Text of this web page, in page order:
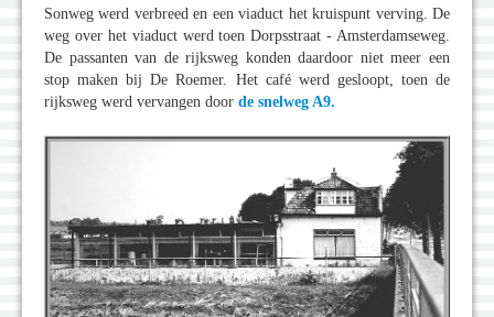
Sonweg werd verbreed en een viaduct het kruispunt verving. De
weg over het viaduct werd toen Dorpsstraat - Amsterdamseweg.
De passanten van de rijksweg konden daardoor niet meer een
stop maken bij De Roemer. Het café werd gesloopt, toen de
rijksweg werd vervangen door de snelweg A9.